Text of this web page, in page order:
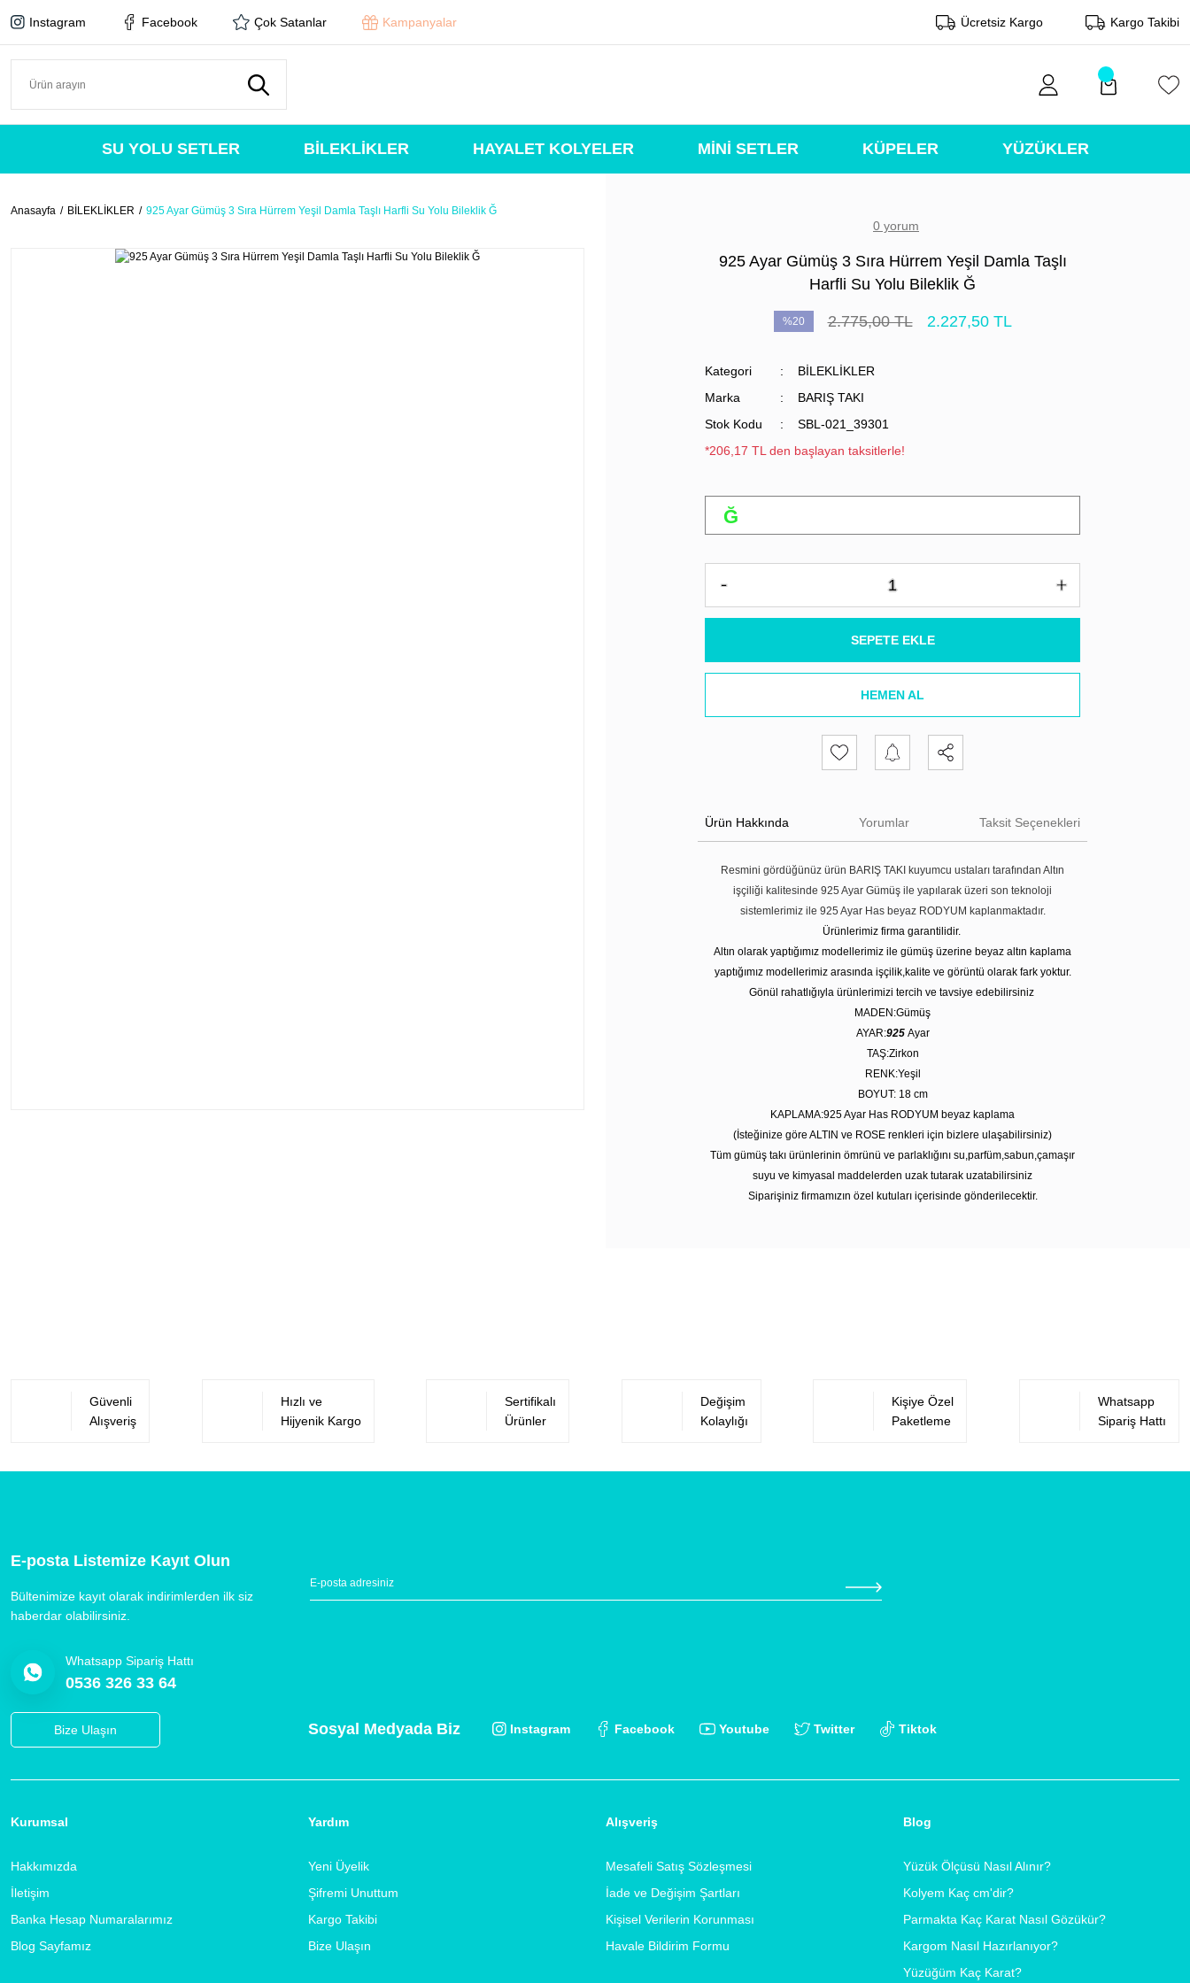
Instagram Facebook Çok Satanlar Kampanyalar Ücretsiz Kargo Kargo Takibi
SU YOLU SETLER BİLEKLİKLER HAYALET KOLYELER MİNİ SETLER KÜPELER YÜZÜKLER
Anasayfa BİLEKLİKLER 925 Ayar Gümüş 3 Sıra Hürrem Yeşil Damla Taşlı Harfli Su Yolu Bileklik Ğ
0 yorum
925 Ayar Gümüş 3 Sıra Hürrem Yeşil Damla Taşlı
Harfli Su Yolu Bileklik Ğ
%20 2.775,00 TL 2.227,50 TL
Kategori
BİLEKLİKLER
Marka
BARIŞ TAKI
Stok Kodu
SBL-021_39301
*206,17 TL den başlayan taksitlerle!
SEPETE EKLE
HEMEN AL
Ürün Hakkında Yorumlar Taksit Seçenekleri
Resmini gördüğünüz ürün BARIŞ TAKI kuyumcu ustaları tarafından Altın
işçiliği kalitesinde 925 Ayar Gümüş ile yapılarak üzeri son teknoloji
sistemlerimiz ile 925 Ayar Has beyaz RODYUM kaplanmaktadır.
Ürünlerimiz firma garantilidir.
Altın olarak yaptığımız modellerimiz ile gümüş üzerine beyaz altın kaplama
yaptığımız modellerimiz arasında işçilik,kalite ve görüntü olarak fark yoktur.
Gönül rahatlığıyla ürünlerimizi tercih ve tavsiye edebilirsiniz
MADEN:Gümüş
AYAR:925 Ayar
TAŞ:Zirkon
RENK:Yeşil
BOYUT: 18 cm
KAPLAMA:925 Ayar Has RODYUM beyaz kaplama
(İsteğinize göre ALTIN ve ROSE renkleri için bizlere ulaşabilirsiniz)
Tüm gümüş takı ürünlerinin ömrünü ve parlaklığını su,parfüm,sabun,çamaşır
suyu ve kimyasal maddelerden uzak tutarak uzatabilirsiniz
Siparişiniz firmamızın özel kutuları içerisinde gönderilecektir.
Güvenli
Alışveriş
Hızlı ve
Hijyenik Kargo
Sertifikalı
Ürünler
Değişim
Kolaylığı
Kişiye Özel
Paketleme
Whatsapp
Sipariş Hattı
E-posta Listemize Kayıt Olun
Bültenimize kayıt olarak indirimlerden ilk siz
haberdar olabilirsiniz.
Whatsapp Sipariş Hattı
0536 326 33 64
Bize Ulaşın Sosyal Medyada Biz Instagram Facebook Youtube Twitter Tiktok
Kurumsal
Hakkımızda
İletişim
Banka Hesap Numaralarımız
Blog Sayfamız
Yardım
Yeni Üyelik
Şifremi Unuttum
Kargo Takibi
Bize Ulaşın
Alışveriş
Mesafeli Satış Sözleşmesi
İade ve Değişim Şartları
Kişisel Verilerin Korunması
Havale Bildirim Formu
Blog
Yüzük Ölçüsü Nasıl Alınır?
Kolyem Kaç cm'dir?
Parmakta Kaç Karat Nasıl Gözükür?
Kargom Nasıl Hazırlanıyor?
Yüzüğüm Kaç Karat?